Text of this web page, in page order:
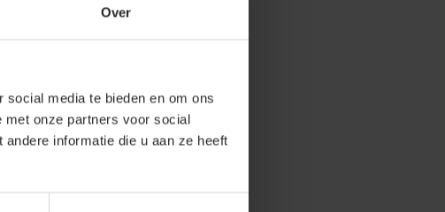
Over
media te bieden en om ons
onze partners voor social
informatie die u aan ze heeft